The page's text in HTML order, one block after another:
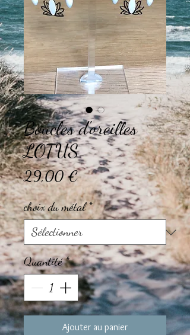
Boucles d'oreilles
LOTUS
29,00 €Prix
choix du métal*
Quantité*
Ajouter au panier